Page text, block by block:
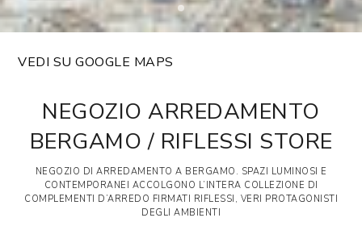
VEDI SU GOOGLE MAPS
NEGOZIO ARREDAMENTO
BERGAMO / RIFLESSI STORE
NEGOZIO DI ARREDAMENTO A BERGAMO. SPAZI LUMINOSI E
CONTEMPORANEI ACCOLGONO L’INTERA COLLEZIONE DI
COMPLEMENTI D’ARREDO FIRMATI RIFLESSI, VERI PROTAGONISTI
DEGLI AMBIENTI